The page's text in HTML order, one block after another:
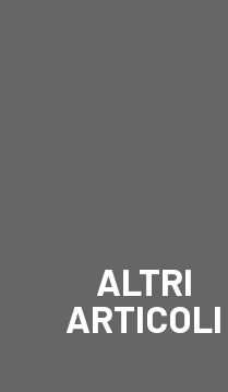
ALTRI
ARTICOLI